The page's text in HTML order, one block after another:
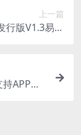
上一篇
行版V1.3易支
APP小